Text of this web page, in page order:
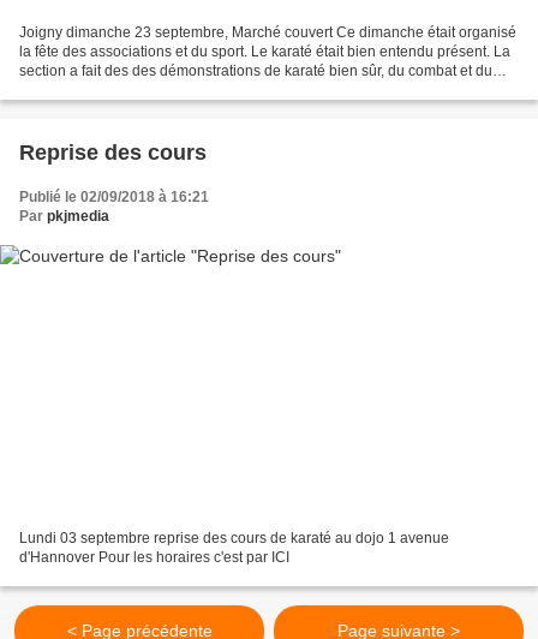
Joigny dimanche 23 septembre, Marché couvert Ce dimanche était organisé
la fête des associations et du sport. Le karaté était bien entendu présent. La
section a fait des des démonstrations de karaté bien sûr, du combat et du
Reprise des cours
Publié le 02/09/2018 à 16:21
Par pkjmedia
Lundi 03 septembre reprise des cours de karaté au dojo 1 avenue
d'Hannover Pour les horaires c'est par ICI
< Page précédente Page suivante >